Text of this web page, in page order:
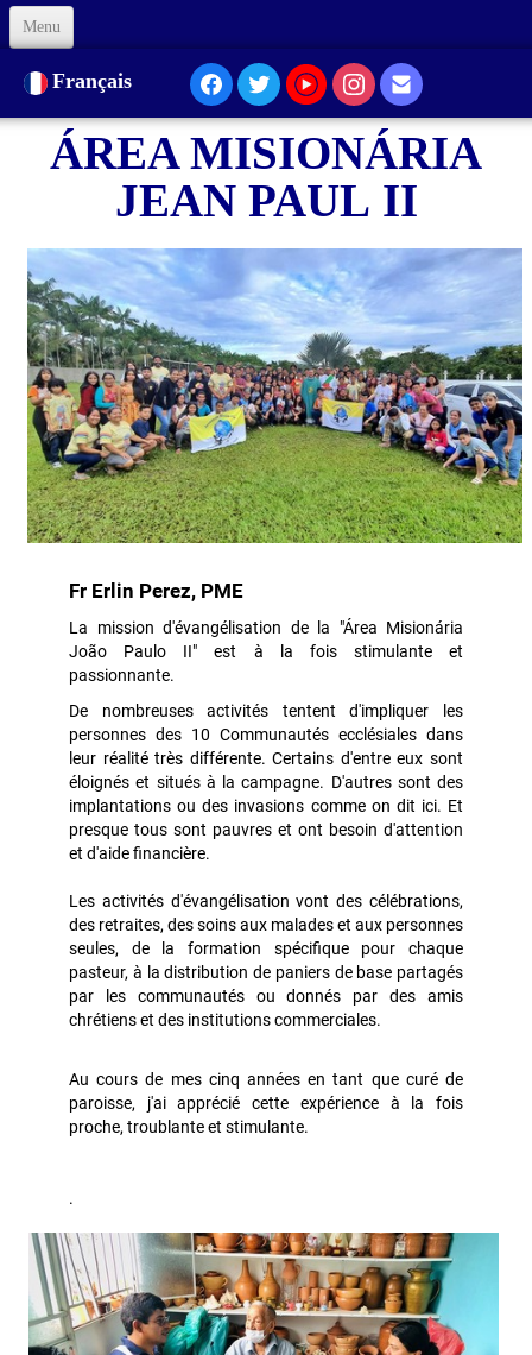
Menu
Accueil
À Propos de nous
Notre Présence
Animation
Liens
Soutenez-nous
Code d'Éthique
Contacts
Français
ÁREA MISIONÁRIA
JEAN PAUL II
Fr Erlin Perez, PME
La mission d'évangélisation de la "Área Misionária
João Paulo II" est à la fois stimulante et
passionnante.
De nombreuses activités tentent d'impliquer les
personnes des 10 Communautés ecclésiales dans
leur réalité très différente. Certains d'entre eux sont
éloignés et situés à la campagne. D'autres sont des
implantations ou des invasions comme on dit ici. Et
presque tous sont pauvres et ont besoin d'attention
et d'aide financière.
Les activités d'évangélisation vont des célébrations,
des retraites, des soins aux malades et aux personnes
seules, de la formation spécifique pour chaque
pasteur, à la distribution de paniers de base partagés
par les communautés ou donnés par des amis
chrétiens et des institutions commerciales.
Au cours de mes cinq années en tant que curé de
paroisse, j'ai apprécié cette expérience à la fois
proche, troublante et stimulante.
.